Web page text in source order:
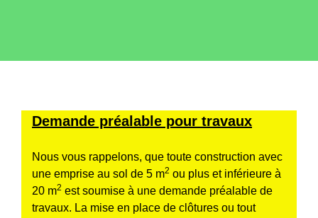
Demande préalable pour travaux
Nous vous rappelons, que toute construction avec
une emprise au sol de 5 m2 ou plus et inférieure à
20 m2 est soumise à une demande préalable de
travaux. La mise en place de clôtures ou tout